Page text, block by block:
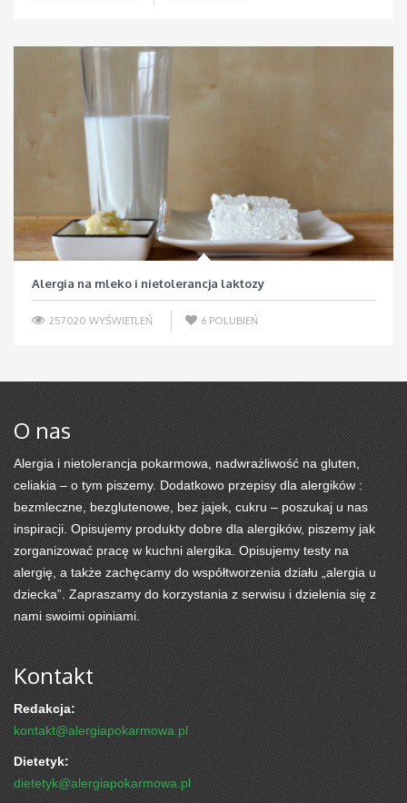
Alergia na mleko i nietolerancja laktozy
257020 WYŚWIETLEŃ 6 POLUBIEŃ
O nas
Alergia i nietolerancja pokarmowa, nadwrażliwość na gluten,
celiakia – o tym piszemy. Dodatkowo przepisy dla alergików :
bezmleczne, bezglutenowe, bez jajek, cukru – poszukaj u nas
inspiracji. Opisujemy produkty dobre dla alergików, piszemy jak
zorganizować pracę w kuchni alergika. Opisujemy testy na
alergię, a także zachęcamy do współtworzenia działu „alergia u
dziecka”. Zapraszamy do korzystania z serwisu i dzielenia się z
nami swoimi opiniami.
Kontakt
Redakcja:
kontakt@alergiapokarmowa.pl
Dietetyk:
dietetyk@alergiapokarmowa.pl